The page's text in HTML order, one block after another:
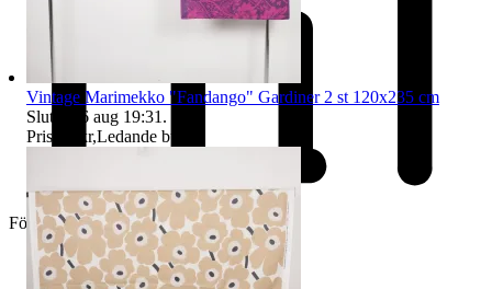
Företag
Vintage Marimekko "Fandango" Gardiner 2 st 120x235 cm
Sluttid
16 aug 19:31 .
Pris:
82 kr,Ledande bud